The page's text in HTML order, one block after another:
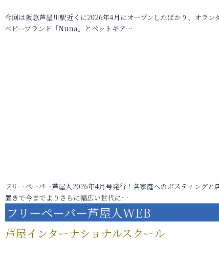
今回は阪急芦屋川駅近くに2026年4月にオープンしたばかり、オラン
ベビーブランド「Nuna」とペットギア…
フリーペーパー芦屋人2026年4月号発行！各家庭へのポスティングと
置きで今までよりさらに幅広い世代に…
フリーペーパー芦屋人WEB
芦屋インターナショナルスクール